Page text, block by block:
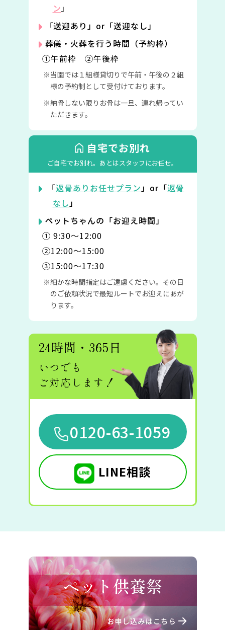
ン」
「送迎あり」or「送迎なし」
葬儀・火葬を行う時間（予約枠）
①午前枠 ②午後枠
当園では１組様貸切りで午前・午後の２組
様の予約制として受付けております。
納骨しない限りお骨は一旦、連れ帰ってい
ただきます。
自宅でお別れ
ご自宅でお別れ。 あとはスタッフにお任せ。
「返骨ありお任せプラン」or「返骨
なし」
ペットちゃんの「お迎え時間」
① 9:30〜12:00
②12:00〜15:00
③15:00〜17:30
細かな時間指定はご遠慮ください。その日
のご依頼状況で最短ルートでお迎えにあが
ります。
24時間・365日
いつでも
ご対応します！
0120-63-1059
LINE相談